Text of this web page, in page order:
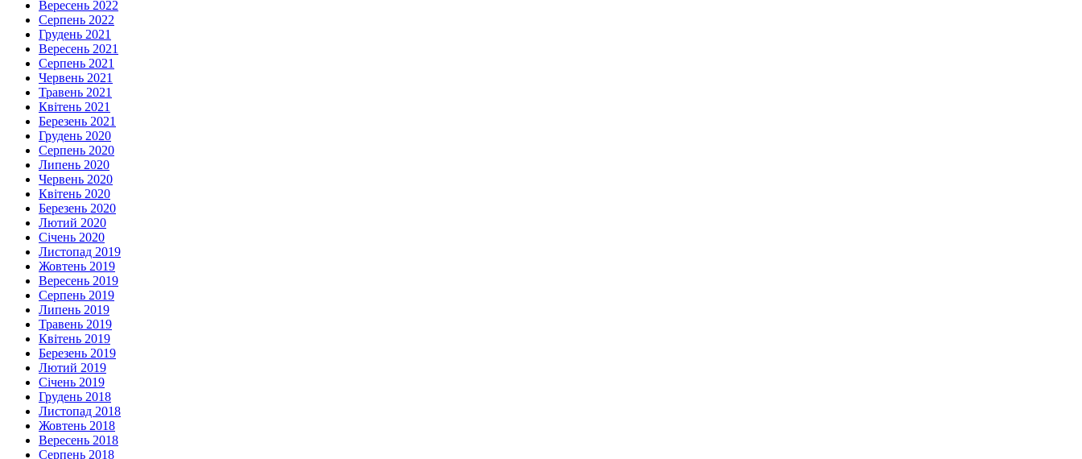
Вересень 2022
Серпень 2022
Грудень 2021
Вересень 2021
Серпень 2021
Червень 2021
Травень 2021
Квітень 2021
Березень 2021
Грудень 2020
Серпень 2020
Липень 2020
Червень 2020
Квітень 2020
Березень 2020
Лютий 2020
Січень 2020
Листопад 2019
Жовтень 2019
Вересень 2019
Серпень 2019
Липень 2019
Травень 2019
Квітень 2019
Березень 2019
Лютий 2019
Січень 2019
Грудень 2018
Листопад 2018
Жовтень 2018
Вересень 2018
Серпень 2018